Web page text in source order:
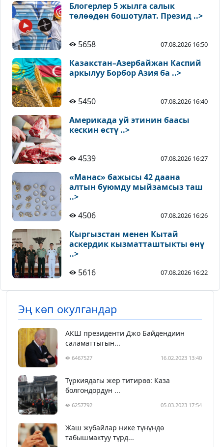
Блогерлер 5 жылга салык
төлөөдөн бошотулат. Презид ..>
5658 07.08.2026 16:50
Казакстан–Азербайжан Каспий
аркылуу Борбор Азия ба ..>
5450 07.08.2026 16:40
Америкада уй этинин баасы
кескин өстү ..>
4539 07.08.2026 16:27
«Манас» бажысы 42 даана
алтын буюмду мыйзамсыз таш
..>
4506
07.08.2026 16:26
Кыргызстан менен Кытай
аскердик кызматташтыкты өнү
..>
5616
07.08.2026 16:22
Эң көп окулгандар
АКШ президенти Джо Байдендиин
саламаттыгын...
6467527 16.02.2023 13:40
Түркиядагы жер титирөө: Каза
болгондордун ...
6257792 05.03.2023 17:54
Жаш жубайлар нике түнүндө
табышмактуу түрд...